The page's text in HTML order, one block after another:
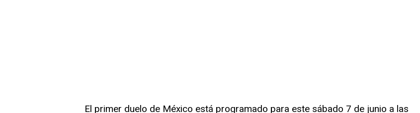
El primer duelo de México está programado para este sábado 7 de junio a las